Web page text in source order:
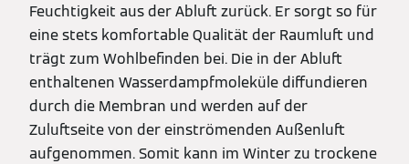
Feuchtigkeit aus der Abluft zurück. Er sorgt so für
eine stets komfortable Qualität der Raumluft und
trägt zum Wohlbefinden bei. Die in der Abluft
enthaltenen Wasserdampfmoleküle diffundieren
durch die Membran und werden auf der
Zuluftseite von der einströmenden Außenluft
aufgenommen. Somit kann im Winter zu trockene